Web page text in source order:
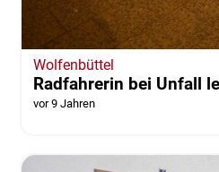
Wolfenbüttel
Radfahrerin bei Unfall
vor 9 Jahren